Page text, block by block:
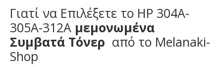
Γιατί να Επιλέξετε το HP 304A-
305A-312A μεμονωμένα
Συμβατά Τόνερ από το Melanaki-
Shop